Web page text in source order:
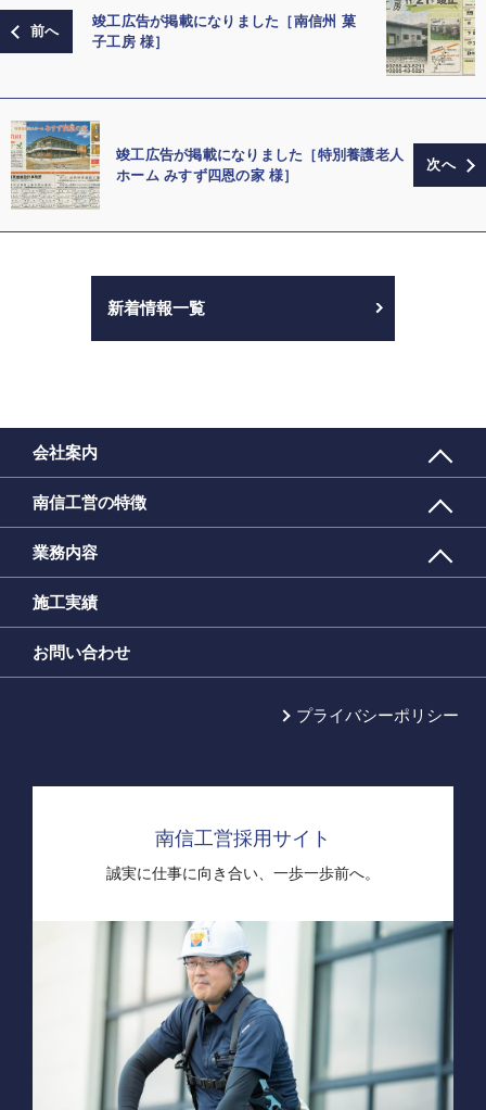
竣工広告が掲載になりました［南信州 菓
子工房 様］
竣工広告が掲載になりました［特別養護老人
ホーム みすず四恩の家 様］
新着情報一覧
会社案内
南信工営の特徴
業務内容
施工実績
お問い合わせ
プライバシーポリシー
南信工営採用サイト
誠実に仕事に向き合い、 一歩一歩前へ。